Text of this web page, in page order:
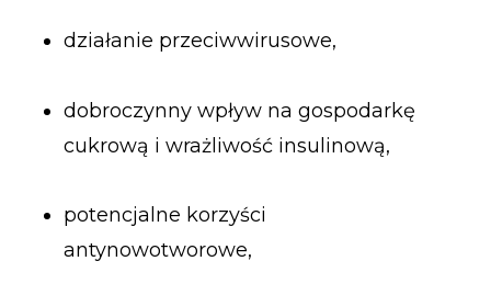
działanie przeciwwirusowe,
dobroczynny wpływ na gospodarkę
cukrową i wrażliwość insulinową,
potencjalne korzyści
antynowotworowe,